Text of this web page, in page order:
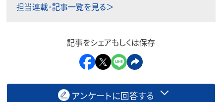
担当連載･記事一覧を見る＞
記事をシェアもしくは保存
アンケートに回答する